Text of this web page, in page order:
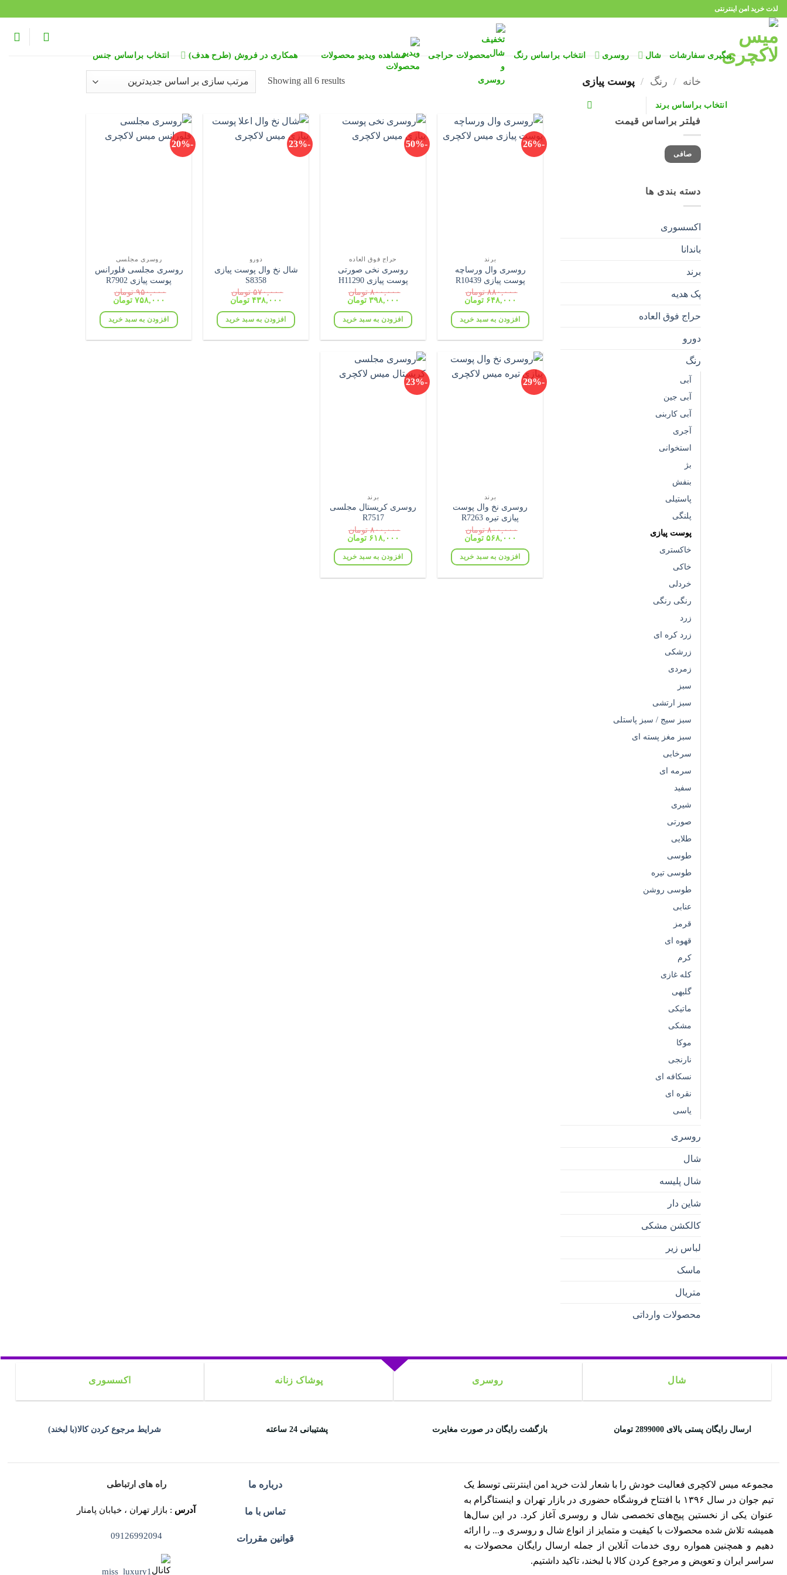
Skip
content
لذت خرید امن اینترنتی
پیگیری سفارشات شال روسری انتخاب براساس رنگ محصولات حراجی مشاهده ویدیو محصولات همکاری در فروش (طرح هدف) انتخاب براساس جنس
انتخاب براساس برند
خانه / رنگ / پوست پیازی Showing all 6 results
Sorted
فیلتر براساس قیمت
حداقل
قیمت
حداكثر
قيمتصافی
دسته بندی ها
اکسسوری
باندانا
برند
پک هدیه
حراج فوق العاده
دورو
رنگ
آبی
آبی جین
آبی کاربنی
آجری
استخوانی
بژ
بنفش
پاستیلی
پلنگی
پوست پیازی
خاکستری
خاکی
خردلی
رنگی رنگی
زرد
زرد کره ای
زرشکی
زمردی
سبز
سبز ارتشی
سبز سیج / سبز پاستلی
سبز مغز پسته ای
سرخابی
سرمه ای
سفید
شیری
صورتی
طلایی
طوسی
طوسی تیره
طوسی روشن
عنابی
قرمز
قهوه ای
کرم
کله غازی
گلبهی
ماتیکی
مشکی
موکا
نارنجی
نسکافه ای
نقره ای
یاسی
روسری
شال
شال پلیسه
شاین دار
کالکشن مشکی
لباس زیر
ماسک
متریال
محصولات وارداتی
-26%
برند
روسری وال ورساچه
پوست پیازی R10439
۸۸۰,۰۰۰ تومان
قیمت
۸۸۰,۰۰۰ تومان
بود.
۶۴۸,۰۰۰ تومان
۶۴۸,۰۰۰ تومان.افزودن به سبد خرید
-50%
حراج فوق العاده
روسری نخی صورتی
پوست پیازی H11290
۸۰۰,۰۰۰ تومان
قیمت
۸۰۰,۰۰۰ تومان
بود.
۳۹۸,۰۰۰ تومان
۳۹۸,۰۰۰ تومان.افزودن به سبد خرید
-23%
دورو
شال نخ وال پوست پیازی
S8358
۵۷۰,۰۰۰ تومان
قیمت
۵۷۰,۰۰۰ تومان
بود.
۴۳۸,۰۰۰ تومان
۴۳۸,۰۰۰ تومان.افزودن به سبد خرید
-20%
روسری مجلسی
روسری مجلسی فلورانس
پوست پیازی R7902
۹۵۰,۰۰۰ تومان
قیمت
۹۵۰,۰۰۰ تومان
بود.
۷۵۸,۰۰۰ تومان
۷۵۸,۰۰۰ تومان.افزودن به سبد خرید
-29%
برند
روسری نخ وال پوست
پیازی تیره R7263
۸۰۰,۰۰۰ تومان
قیمت
۸۰۰,۰۰۰ تومان
بود.
۵۶۸,۰۰۰ تومان
۵۶۸,۰۰۰ تومان.افزودن به سبد خرید
-23%
برند
روسری کریستال مجلسی
R7517
۸۰۰,۰۰۰ تومان
قیمت
۸۰۰,۰۰۰ تومان
بود.
۶۱۸,۰۰۰ تومان
۶۱۸,۰۰۰ تومان.افزودن به سبد خرید
شال روسری پوشاک زنانه اکسسوری
ارسال رایگان پستی بالای 2899000 تومان بازگشت رایگان در صورت مغایرت پشتیبانی 24 ساعته شرایط مرجوع کردن کالا(با لبخند)
مجموعه میس لاکچری فعالیت خودش را با شعار لذت خرید امن اینترنتی توسط یک
تیم جوان در سال ۱۳۹۶ با افتتاح فروشگاه حضوری در بازار تهران و اینستاگرام به
عنوان یکی از نخستین پیج‌های تخصصی شال و روسری آغاز کرد. در این سال‌ها
همیشه تلاش شده محصولات با کیفیت و متمایز از انواع شال و روسری و... را ارائه
دهیم و همچنین همواره روی خدمات آنلاین از جمله ارسال رایگان محصولات به
سراسر ایران و تعویض و مرجوع کردن کالا با لبخند، تاکید داشتیم.
درباره ما
تماس با ما
قوانین مقررات
راه های ارتباطی
آدرس : بازار تهران ، خیابان پامنار
09126992094
miss_luxury1